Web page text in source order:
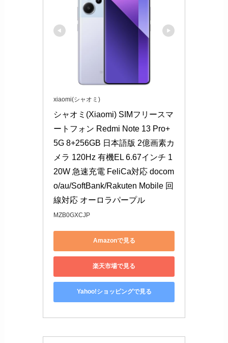
xiaomi(シャオミ)
シャオミ(Xiaomi) SIMフリースマ
ートフォン Redmi Note 13 Pro+
5G 8+256GB 日本語版 2億画素カ
メラ 120Hz 有機EL 6.67インチ 1
20W 急速充電 FeliCa対応 docom
o/au/SoftBank/Rakuten Mobile 回
線対応 オーロラパープル
MZB0GXCJP
Amazonで見る
楽天市場で見る
Yahoo!ショッピングで見る